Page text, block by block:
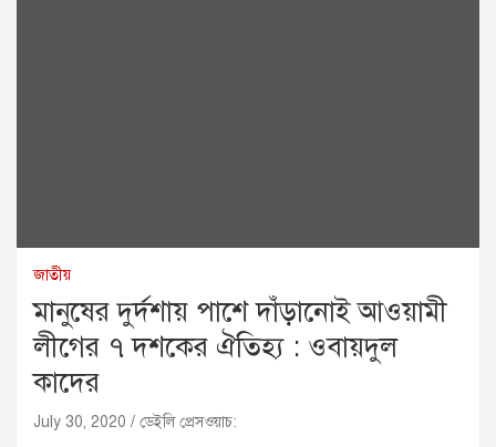
জাতীয়
মানুষের দুর্দশায় পাশে দাঁড়ানোই আওয়ামী
লীগের ৭ দশকের ঐতিহ্য : ওবায়দুল
কাদের
July 30, 2020 ডেইলি প্রেসওয়াচ: